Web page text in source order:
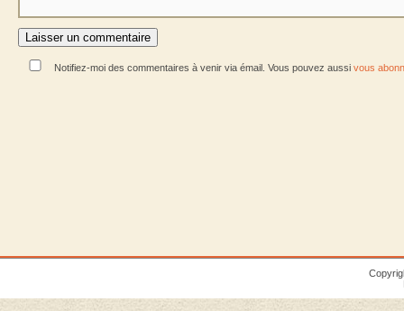
Notifiez-moi des commentaires à venir via émail. Vous pouvez aussi vous